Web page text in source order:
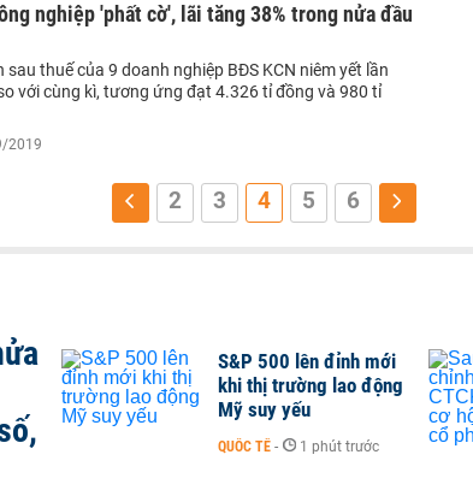
nghiệp 'phất cờ', lãi tăng 38% trong nửa đầu
sau thuế của 9 doanh nghiệp BĐS KCN niêm yết lần
với cùng kì, tương ứng đạt 4.326 tỉ đồng và 980 tỉ
2019
2 3 4 5 6
S&P 500 lên đỉnh mới
khi thị trường lao động
Mỹ suy yếu
QUỐC TẾ - 1 phút trước